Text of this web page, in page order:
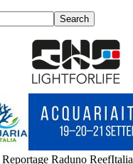
Reportage Raduno